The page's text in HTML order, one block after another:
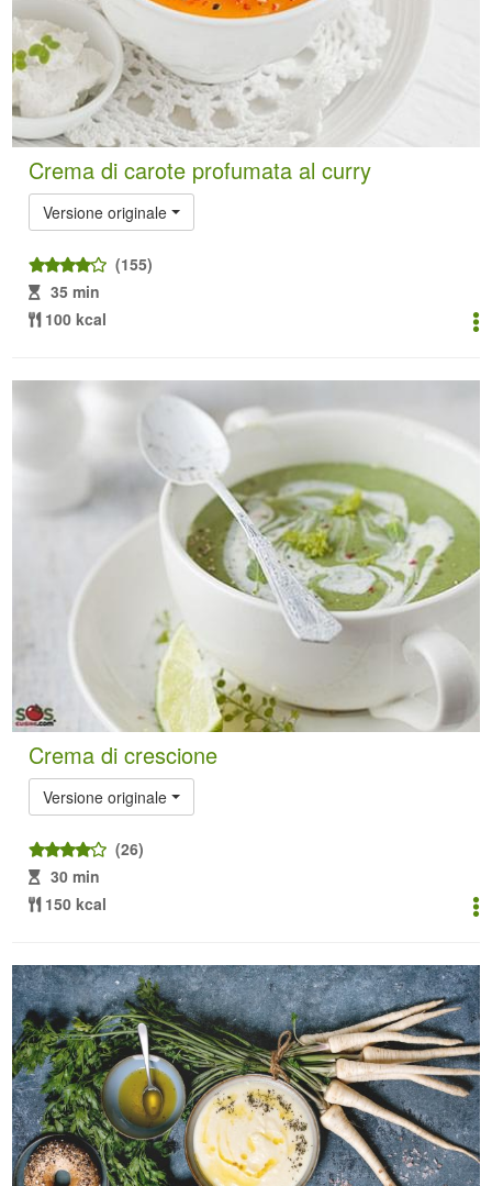
Crema di carote profumata al curry
Versione originale
(155)
35 min
100 kcal
Crema di crescione
Versione originale
(26)
30 min
150 kcal